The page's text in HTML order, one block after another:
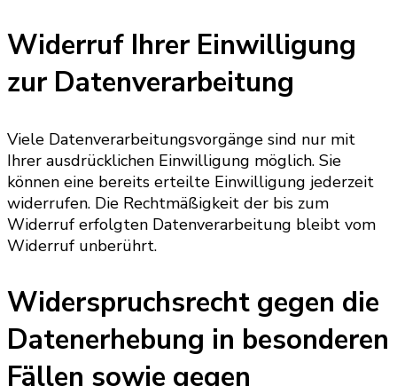
Widerruf Ihrer Einwilligung
zur Datenverarbeitung
Viele Datenverarbeitungsvorgänge sind nur mit
Ihrer ausdrücklichen Einwilligung möglich. Sie
können eine bereits erteilte Einwilligung jederzeit
widerrufen. Die Rechtmäßigkeit der bis zum
Widerruf erfolgten Datenverarbeitung bleibt vom
Widerruf unberührt.
Widerspruchsrecht gegen die
Datenerhebung in besonderen
Fällen sowie gegen